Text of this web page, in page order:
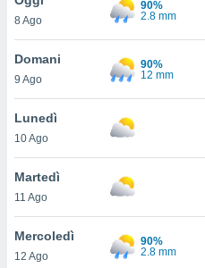
è
al sito
di
ci
di
il
un
8 Ago
90%
2.8 mm
Domani
9 Ago
90%
12 mm
Lunedì
10 Ago
Martedì
11 Ago
Mercoledì
12 Ago
90%
2.8 mm